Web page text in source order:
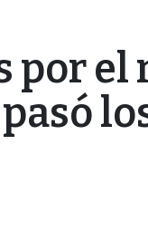
por el